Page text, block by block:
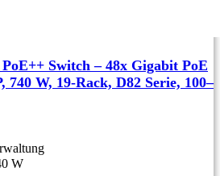
Switch – 48x Gigabit PoE
740 W, 19-Rack, D82 Serie, 100–
W